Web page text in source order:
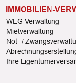
IMMOBILIEN-
WEG-Verwaltung
Mietverwaltung
Not- /
Ihre